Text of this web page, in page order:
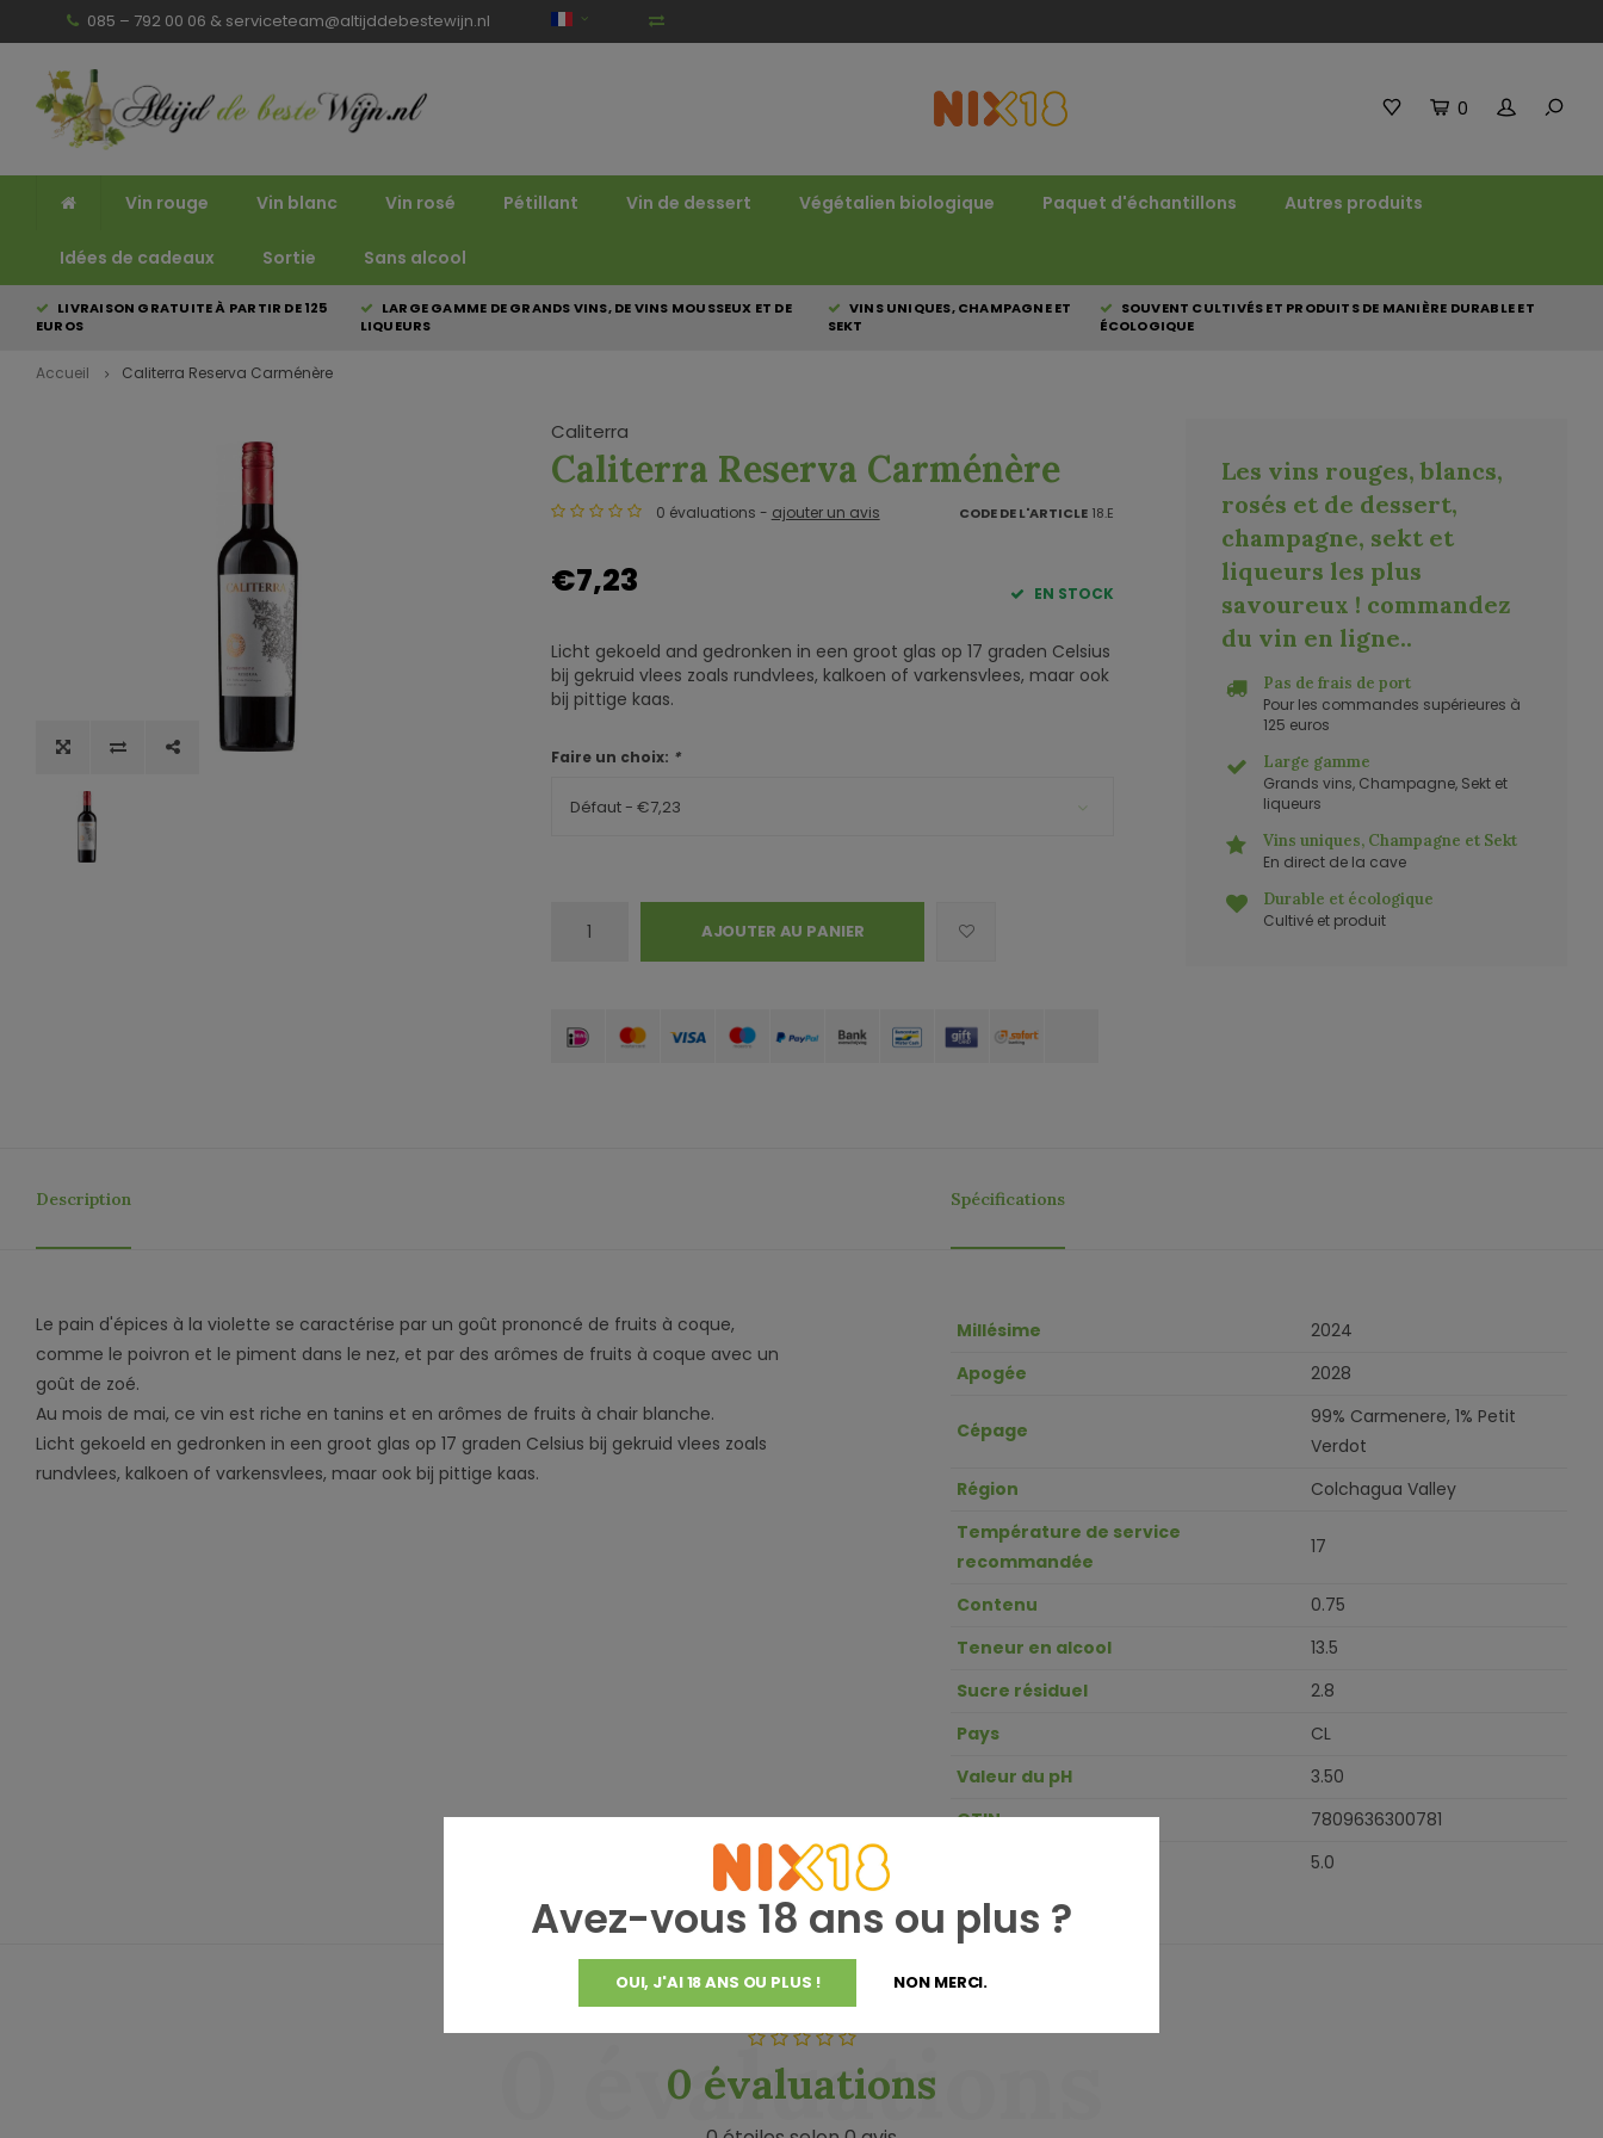
085 – 792 00 06 & serviceteam@altijddebestewijn.nl
0
Vin rouge Vin blanc Vin rosé Pétillant Vin de dessert Végétalien biologique Paquet d'échantillons Autres produits
Idées de cadeaux Sortie Sans alcool
LIVRAISON GRATUITE À PARTIR DE 125
EUROS
LARGE GAMME DE GRANDS VINS, DE VINS MOUSSEUX ET DE
LIQUEURS
VINS UNIQUES, CHAMPAGNE ET
SEKT
SOUVENT CULTIVÉS ET PRODUITS DE MANIÈRE DURABLE ET
ÉCOLOGIQUE
Avez-vous 18 ans ou plus ?
OUI, J'AI 18 ANS OU PLUS ! NON MERCI.
Accueil Caliterra Reserva Carménère
Caliterra
Caliterra Reserva Carménère
0 évaluations - ajouter un avis CODE DE L'ARTICLE18.E
€7,23 EN STOCK
Licht gekoeld and gedronken in een groot glas op 17 graden Celsius
bij gekruid vlees zoals rundvlees, kalkoen of varkensvlees, maar ook
bij pittige kaas.
Faire un choix: *
Défaut - €7,23
AJOUTER AU PANIER
Les vins rouges, blancs,
rosés et de dessert,
champagne, sekt et
liqueurs les plus
savoureux ! commandez
du vin en ligne..
Pas de frais de port
Pour les commandes supérieures à
125 euros
Large gamme
Grands vins, Champagne, Sekt et
liqueurs
Vins uniques, Champagne et Sekt
En direct de la cave
Durable et écologique
Cultivé et produit
Description Spécifications
Le pain d'épices à la violette se caractérise par un goût prononcé de fruits à coque,
comme le poivron et le piment dans le nez, et par des arômes de fruits à coque avec un
goût de zoé.
Au mois de mai, ce vin est riche en tanins et en arômes de fruits à chair blanche.
Licht gekoeld en gedronken in een groot glas op 17 graden Celsius bij gekruid vlees zoals
rundvlees, kalkoen of varkensvlees, maar ook bij pittige kaas.
Millésime
2024
Apogée
2028
Cépage
99% Carmenere, 1% Petit
Verdot
Région
Colchagua Valley
Température de service
recommandée
17
Contenu
0.75
Teneur en alcool
13.5
Sucre résiduel
2.8
Pays
CL
Valeur du pH
3.50
GTIN
7809636300781
5.0
0 évaluations
0 évaluations